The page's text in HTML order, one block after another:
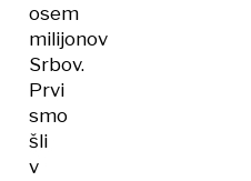
osem
milijonov
Srbov.
Prvi
smo
šli
v